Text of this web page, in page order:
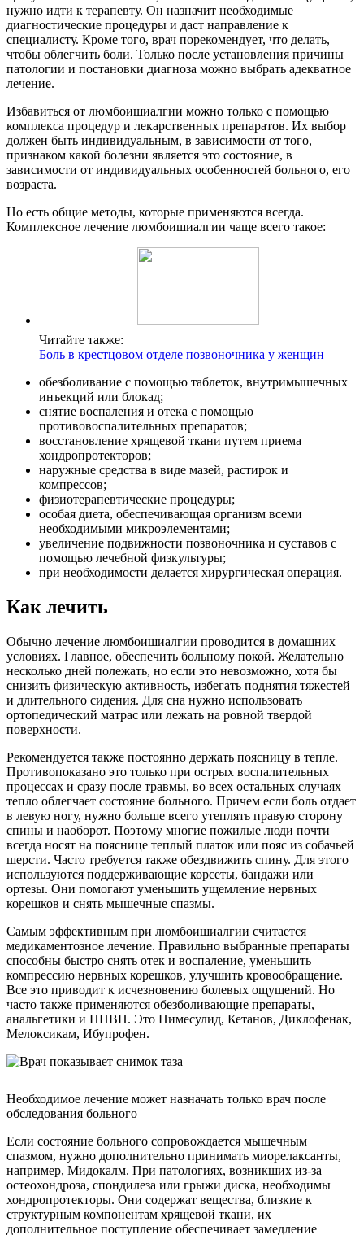
нужно идти к терапевту. Он назначит необходимые
диагностические процедуры и даст направление к
специалисту. Кроме того, врач порекомендует, что делать,
чтобы облегчить боли. Только после установления причины
патологии и постановки диагноза можно выбрать адекватное
лечение.
Избавиться от люмбоишиалгии можно только с помощью
комплекса процедур и лекарственных препаратов. Их выбор
должен быть индивидуальным, в зависимости от того,
признаком какой болезни является это состояние, в
зависимости от индивидуальных особенностей больного, его
возраста.
Но есть общие методы, которые применяются всегда.
Комплексное лечение люмбоишиалгии чаще всего такое:
Читайте также:
Боль в крестцовом отделе позвоночника у женщин
обезболивание с помощью таблеток, внутримышечных
инъекций или блокад;
снятие воспаления и отека с помощью
противовоспалительных препаратов;
восстановление хрящевой ткани путем приема
хондропротекторов;
наружные средства в виде мазей, растирок и
компрессов;
физиотерапевтические процедуры;
особая диета, обеспечивающая организм всеми
необходимыми микроэлементами;
увеличение подвижности позвоночника и суставов с
помощью лечебной физкультуры;
при необходимости делается хирургическая операция.
Как лечить
Обычно лечение люмбоишиалгии проводится в домашних
условиях. Главное, обеспечить больному покой. Желательно
несколько дней полежать, но если это невозможно, хотя бы
снизить физическую активность, избегать поднятия тяжестей
и длительного сидения. Для сна нужно использовать
ортопедический матрас или лежать на ровной твердой
поверхности.
Рекомендуется также постоянно держать поясницу в тепле.
Противопоказано это только при острых воспалительных
процессах и сразу после травмы, во всех остальных случаях
тепло облегчает состояние больного. Причем если боль отдает
в левую ногу, нужно больше всего утеплять правую сторону
спины и наоборот. Поэтому многие пожилые люди почти
всегда носят на пояснице теплый платок или пояс из собачьей
шерсти. Часто требуется также обездвижить спину. Для этого
используются поддерживающие корсеты, бандажи или
ортезы. Они помогают уменьшить ущемление нервных
корешков и снять мышечные спазмы.
Самым эффективным при люмбоишиалгии считается
медикаментозное лечение. Правильно выбранные препараты
способны быстро снять отек и воспаление, уменьшить
компрессию нервных корешков, улучшить кровообращение.
Все это приводит к исчезновению болевых ощущений. Но
часто также применяются обезболивающие препараты,
анальгетики и НПВП. Это Нимесулид, Кетанов, Диклофенак,
Мелоксикам, Ибупрофен.
Необходимое лечение может назначать только врач после
обследования больного
Если состояние больного сопровождается мышечным
спазмом, нужно дополнительно принимать миорелаксанты,
например, Мидокалм. При патологиях, возникших из-за
остеохондроза, спондилеза или грыжи диска, необходимы
хондропротекторы. Они содержат вещества, близкие к
структурным компонентам хрящевой ткани, их
дополнительное поступление обеспечивает замедление